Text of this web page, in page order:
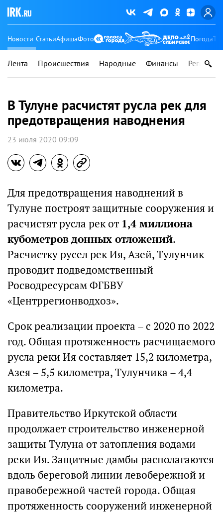
Новости СтатьиАфишаФото Погода
Лента Происшествия Народные Финансы Регионы
В Тулуне расчистят русла рек для
предотвращения наводнения
23 июля 2020 09:09
Для предотвращения наводнений в
Тулуне построят защитные сооружения и
расчистят русла рек от 1,4 миллиона
кубометров донных отложений.
Расчистку русел рек Ия, Азей, Тулунчик
проводит подведомственный
Росводресурсам ФГБВУ
«Центррегионводхоз».
Срок реализации проекта – с 2020 по 2022
год. Общая протяженность расчищаемого
русла реки Ия составляет 15,2 километра,
Азея – 5,5 километра, Тулунчика – 4,4
километра.
Правительство Иркутской области
продолжает строительство инженерной
защиты Тулуна от затопления водами
реки Ия. Защитные дамбы располагаются
вдоль береговой линии левобережной и
правобережной частей города. Общая
протяженность сооружений инженерной